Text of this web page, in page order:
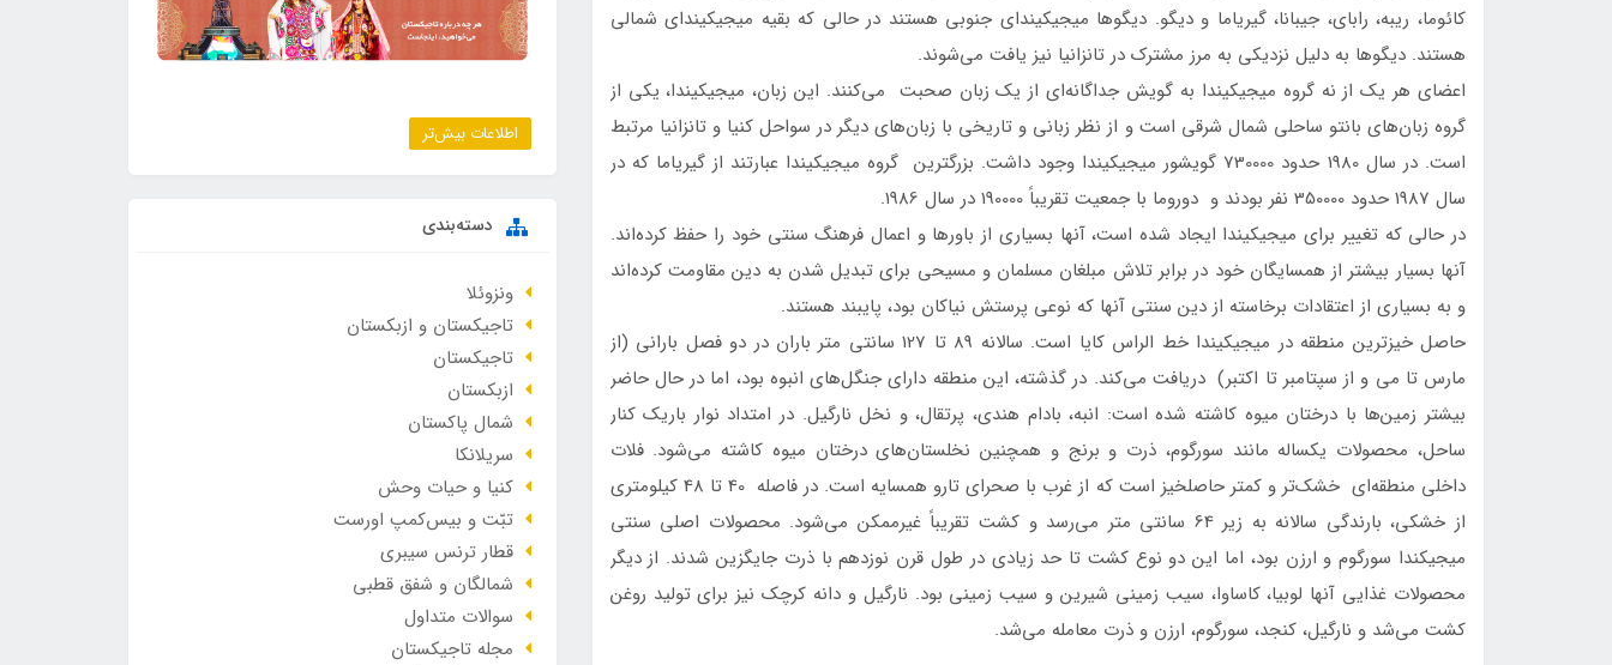
کائوما، ریبه، رابای، جیبانا، گیریاما و دیگو. دیگوها میجیکیندای جنوبی هستند در حالی که بقیه میجیکیندای شمالی
هستند. دیگوها به دلیل نزدیکی به مرز مشترک در تانزانیا نیز یافت می‌شوند.
اعضای هر یک از نه گروه میجیکیندا به گویش جداگانه‌ای از یک زبان صحبت می‌کنند. این زبان، میجیکیندا، یکی از
گروه زبان‌های بانتو ساحلی شمال شرقی است و از نظر زبانی و تاریخی با زبان‌های دیگر در سواحل کنیا و تانزانیا مرتبط
است. در سال 1980 حدود 730000 گویشور میجیکیندا وجود داشت. بزرگترین گروه میجیکیندا عبارتند از گیریاما که در
سال 1987 حدود 350000 نفر بودند و دوروما با جمعیت تقریباً 190000 در سال 1986.
در حالی که تغییر برای میجیکیندا ایجاد شده است، آنها بسیاری از باورها و اعمال فرهنگ سنتی خود را حفظ کرده‌اند.
آنها بسیار بیشتر از همسایگان خود در برابر تلاش مبلغان مسلمان و مسیحی برای تبدیل شدن به دین مقاومت کرده‌اند
و به بسیاری از اعتقادات برخاسته از دین سنتی آنها که نوعی پرستش نیاکان بود، پایبند هستند.
حاصل خیزترین منطقه در میجیکیندا خط الراس کایا است. سالانه 89 تا 127 سانتی متر باران در دو فصل بارانی (از
مارس تا می و از سپتامبر تا اکتبر) دریافت می‌کند. در گذشته، این منطقه دارای جنگل‌های انبوه بود، اما در حال حاضر
بیشتر زمین‌ها با درختان میوه کاشته شده است: انبه، بادام هندی، پرتقال، و نخل نارگیل. در امتداد نوار باریک کنار
ساحل، محصولات یکساله مانند سورگوم، ذرت و برنج و همچنین نخلستان‌های درختان میوه کاشته می‌شود. فلات
داخلی منطقه‌ای خشک‌تر و کمتر حاصلخیز است که از غرب با صحرای تارو همسایه است. در فاصله 40 تا 48 کیلومتری
از خشکی، بارندگی سالانه به زیر 64 سانتی متر می‌رسد و کشت تقریباً غیرممکن می‌شود. محصولات اصلی سنتی
میجیکندا سورگوم و ارزن بود، اما این دو نوع کشت تا حد زیادی در طول قرن نوزدهم با ذرت جایگزین شدند. از دیگر
محصولات غذایی آنها لوبیا، کاساوا، سیب زمینی شیرین و سیب زمینی بود. نارگیل و دانه کرچک نیز برای تولید روغن
کشت می‌شد و نارگیل، کنجد، سورگوم، ارزن و ذرت معامله می‌شد.
اطلاعات بیش‌تر
دسته‌بندی
ونزوئلا
تاجیکستان و ازبکستان
تاجیکستان
ازبکستان
شمال پاکستان
سریلانکا
کنیا و حیات وحش
تبّت و بیس‌کمپ اورست
قطار ترنس سیبری
شمالگان و شفق قطبی
سوالات متداول
مجله تاجیکستان